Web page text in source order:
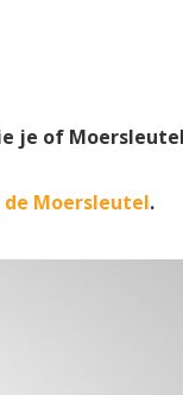
je of
Moersleutel.